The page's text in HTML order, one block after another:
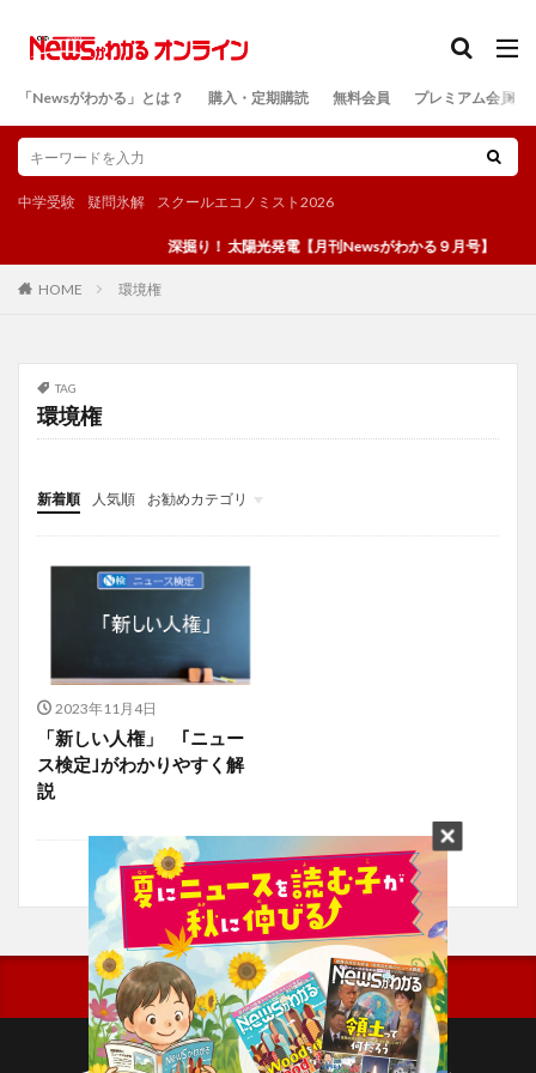
「Newsがわかる」とは？ 購入・定期購読 無料会員 プレミアム会員
中学受験 疑問氷解 スクールエコノミスト2026
深掘り！ 太陽光発電【月刊Newsがわかる９月号】
HOME 環境権
TAG
環境権
新着順 人気順
お勧めカテゴリ
投稿
学び
マンガ
電子書籍
2023年11月4日
「新しい人権」 ｢ニュー
ス検定｣がわかりやすく解
説
検索